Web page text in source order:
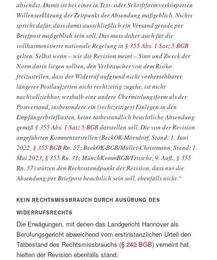
absendet. Damit ist bei einer in Text- oder Schriftform verkörperten
Willenserklärung der Zeitpunkt der Absendung maßgeblich. Nichts
spricht dafür, dass damit ausschließlich ein Versand gerade per
Briefpost maßgeblich sein soll. Das muss daher auch für die
vollharmonisierte nationale Regelung in § 355 Abs. 1 Satz 5 BGB
gelten. Selbst wenn – wie die Revision meint – Sinn und Zweck der
Norm darin liegen sollten, den Verbraucher von dem Risiko
freizustellen, dass der Widerruf aufgrund nicht vorhersehbarer
längerer Postlaufzeiten nicht rechtzeitig zugehe, ist nicht
nachvollziehbar, weshalb eine andere Übermittlungsform als der
Postversand, insbesondere ein (rechtzeitiges) Einlegen in den
Empfängerbriefkasten, keine tatbestandlich beachtliche Absendung
gemäß § 355 Abs. 1 Satz 5 BGBdarstellen soll. Die von der Revision
angeführten Kommentarstellen (BeckOK-Mörsdorf, Stand: 1. Juni
2022, § 355 BGBRn. 57; BeckOK-BGB/Müller-Christmann, Stand: 1.
Mai 2023, § 355 Rn. 31; MünchKommBGB/Fritsche, 9. Aufl., § 355
Rn. 57) stützen den Rechtsstandpunkt der Revision, dass nur die
Absendung per Briefpost beachtlich sein soll, ebenfalls nicht.“
KEIN RECHTSMISSBRAUCH DURCH AUSÜBUNG DES
WIDERRUFSRECHTS
Die Erwägungen, mit denen das Landgericht Hannover als
Berufungsgericht abweichend vom erstinstanzlichen Urteil den
Tatbestand des Rechtsmissbrauchs (§ 242 BGB) verneint hat,
hielten der Revision ebenfalls stand: